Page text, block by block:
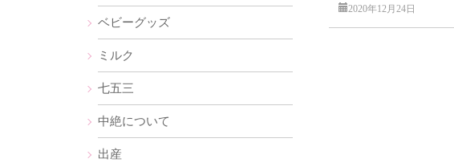
2020年12月24日
ベビーグッズ
ミルク
七五三
中絶について
出産